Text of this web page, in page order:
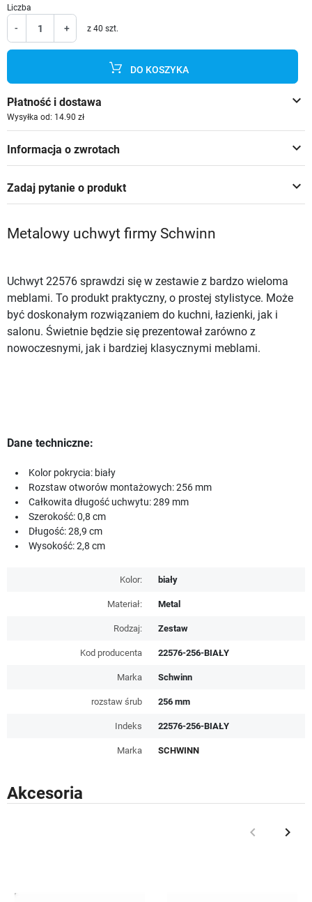
Liczba
- + z 40 szt.
DO KOSZYKA
keyboard_arrow_down
Płatność i dostawa
Wysyłka od: 14.90 zł
keyboard_arrow_down
Informacja o zwrotach
keyboard_arrow_down
Zadaj pytanie o produkt
Metalowy uchwyt firmy Schwinn
Uchwyt 22576 sprawdzi się w zestawie z bardzo wieloma
meblami. To produkt praktyczny, o prostej stylistyce. Może
być doskonałym rozwiązaniem do kuchni, łazienki, jak i
salonu. Świetnie będzie się prezentował zarówno z
nowoczesnymi, jak i bardziej klasycznymi meblami.
Dane techniczne:
Kolor pokrycia: biały
Rozstaw otworów montażowych: 256 mm
Całkowita długość uchwytu: 289 mm
Szerokość: 0,8 cm
Długość: 28,9 cm
Wysokość: 2,8 cm
Kolor: biały
Materiał: Metal
Rodzaj: Zestaw
Kod producenta 22576-256-BIAŁY
Marka Schwinn
rozstaw śrub 256 mm
Indeks 22576-256-BIAŁY
Marka SCHWINN
Akcesoria
Poprzedni
keyboard_arrow_left keyboard_arrow_right